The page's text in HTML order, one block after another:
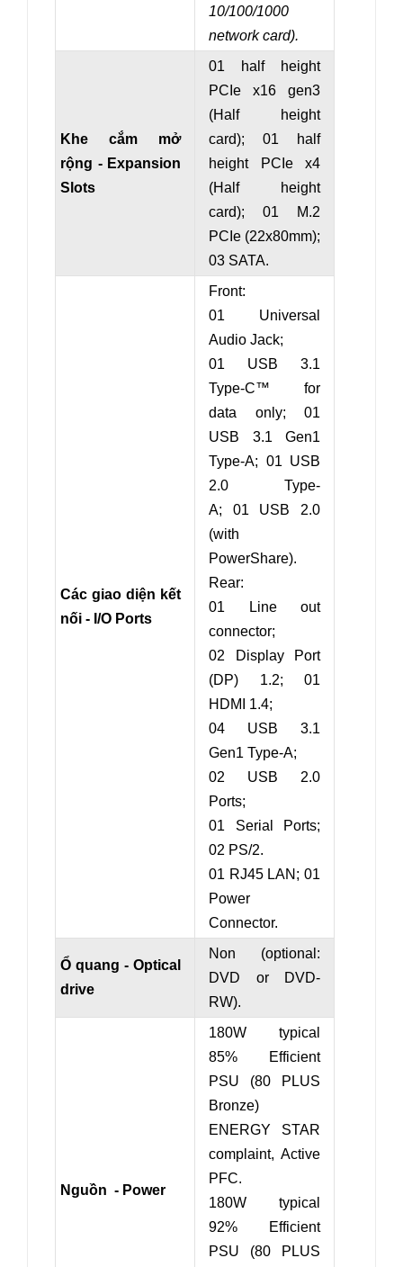
10/100/1000
network card).
Khe cắm mở
rộng - Expansion
Slots
01 half height
PCIe x16 gen3
(Half height
card); 01 half
height PCIe x4
(Half height
card); 01 M.2
PCIe (22x80mm);
03 SATA.
Các giao diện kết
nối - I/O Ports
Front:
01 Universal
Audio Jack;
01 USB 3.1
Type-C™ for
data only; 01
USB 3.1 Gen1
Type-A; 01 USB
2.0 Type-
A; 01 USB 2.0
(with
PowerShare).
Rear:
01 Line out
connector;
02 Display Port
(DP) 1.2; 01
HDMI 1.4;
04 USB 3.1
Gen1 Type-A;
02 USB 2.0
Ports;
01 Serial Ports;
02 PS/2.
01 RJ45 LAN; 01
Power
Connector.
Ổ quang - Optical
drive
Non (optional:
DVD or DVD-
RW).
Nguồn - Power
180W typical
85% Efficient
PSU (80 PLUS
Bronze)
ENERGY STAR
complaint, Active
PFC.
180W typical
92% Efficient
PSU (80 PLUS